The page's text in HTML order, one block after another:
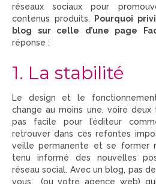
réseaux sociaux pour
contenus produits.
Pourquoi
blog sur celle d’une page
réponse :
1. La stabilité
Le design et le
change au moins une, voire deux
pas facile pour l’éditeur
retrouver dans ces refontes
veille permanente et se former
tenu informé des nouvelles
réseau social. Avec un blog, pas
vous (ou votre agence web)